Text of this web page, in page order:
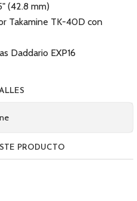
(42.8 mm)
Takamine TK-40D con
Daddario EXP16
PRODUCTO